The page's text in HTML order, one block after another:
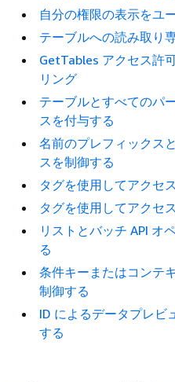
自分の権限の表示をユ
テーブルへの読み取り
GetTables アクセス許
リング
テーブルとすべてのパ
スを付与する
名前のプレフィックス
スを制御する
タグを使用してアクセ
タグを使用してアクセ
リストとバッチ API オ
る
条件キーまたはコンテ
制御する
ID によるデータプレビ
する